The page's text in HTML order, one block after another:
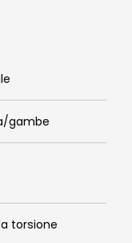
gambe
torsione